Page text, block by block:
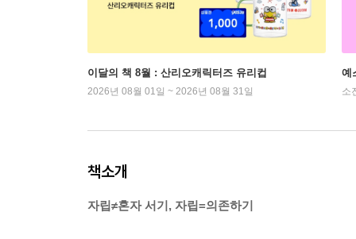
이달의 책 8월 : 산리오캐릭터즈 유리컵
2026년 08월 01일 ~ 2026년 08월 31일
예
소
책소개
자립≠혼자 서기, 자립=의존하기